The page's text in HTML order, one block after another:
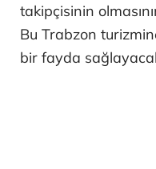
takipçisinin
Bu Trabzon
bir fayda